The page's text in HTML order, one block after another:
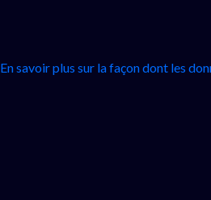
En savoir plus sur la façon dont les